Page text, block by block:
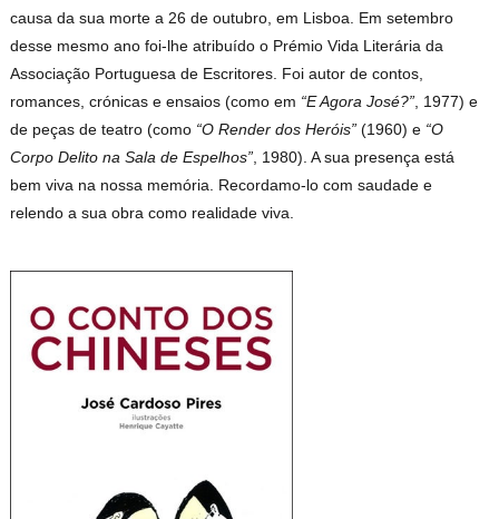
causa da sua morte a 26 de outubro, em Lisboa. Em setembro
desse mesmo ano foi-lhe atribuído o Prémio Vida Literária da
Associação Portuguesa de Escritores. Foi autor de contos,
romances, crónicas e ensaios (como em “E Agora José?” , 1977) e
de peças de teatro (como “O Render dos Heróis” (1960) e “O
Corpo Delito na Sala de Espelhos” , 1980). A sua presença está
bem viva na nossa memória. Recordamo-lo com saudade e
relendo a sua obra como realidade viva.